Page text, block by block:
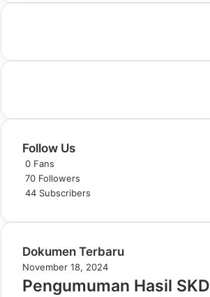
Follow Us
0 Fans
70 Followers
44 Subscribers
Dokumen Terbaru
November 18, 2024
Pengumuman Hasil SKD